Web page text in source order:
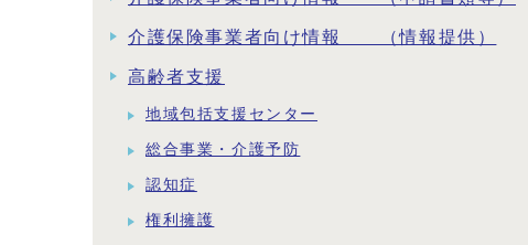
介護保険事業者向け情報 （情報提供）
高齢者支援
地域包括支援センター
総合事業・介護予防
認知症
権利擁護